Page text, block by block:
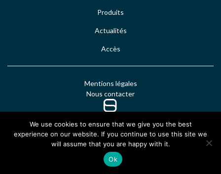
Produits
Actualités
Accès
Mentions légales
Nous contacter
We use cookies to ensure that we give you the best
experience on our website. If you continue to use this site we
will assume that you are happy with it.
Ok